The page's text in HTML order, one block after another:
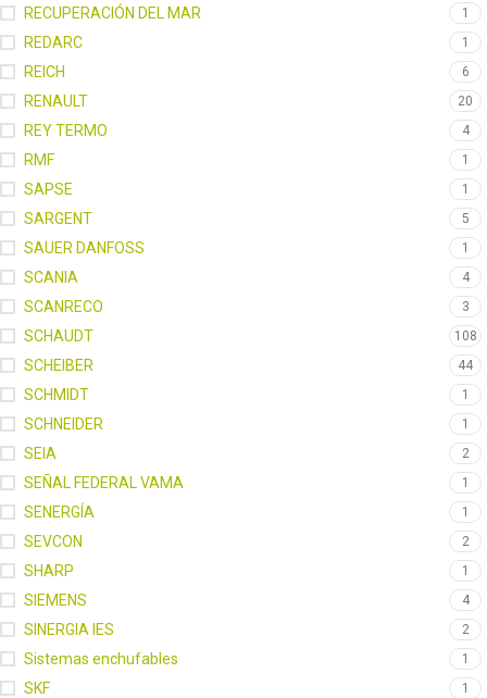
RECUPERACIÓN DEL MAR 1
REDARC 1
REICH 6
RENAULT 20
REY TERMO 4
RMF 1
SAPSE 1
SARGENT 5
SAUER DANFOSS 1
SCANIA 4
SCANRECO 3
SCHAUDT 108
SCHEIBER 44
SCHMIDT 1
SCHNEIDER 1
SEIA 2
SEÑAL FEDERAL VAMA 1
SENERGÍA 1
SEVCON 2
SHARP 1
SIEMENS 4
SINERGIA IES 2
Sistemas enchufables 1
SKF 1